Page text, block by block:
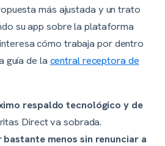
más ajustada y un trato
su app sobre la plataforma
cómo trabaja por dentro
guía de la central receptora de
respaldo tecnológico y de
Direct va sobrada.
bastante menos sin renunciar a